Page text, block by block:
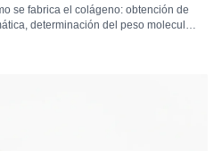
se fabrica el colágeno: obtención de
determinación del peso molecular,